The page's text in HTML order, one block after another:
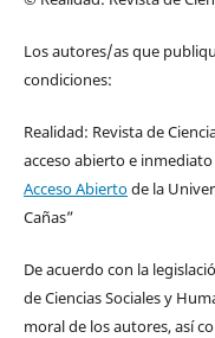
Los autores/as que
condiciones:
Realidad: Revista de
acceso abierto e
Acceso Abiertode la
Cañas”
De acuerdo con la
de Ciencias Sociales y
moral de los autores, así